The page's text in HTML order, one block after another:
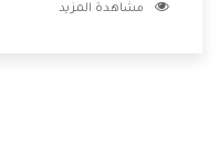
وتقدم للعملاء أقوى
مشاهدة المزيد